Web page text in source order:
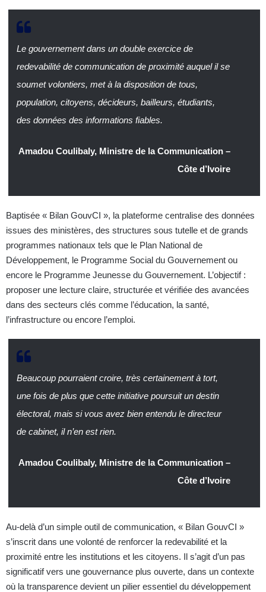
Le gouvernement dans un double exercice de
redevabilité de communication de proximité auquel il se
soumet volontiers, met à la disposition de tous,
population, citoyens, décideurs, bailleurs, étudiants,
des données des informations fiables.
Amadou Coulibaly, Ministre de la Communication –
Côte d’Ivoire
Baptisée « Bilan GouvCI », la plateforme centralise des données
issues des ministères, des structures sous tutelle et de grands
programmes nationaux tels que le Plan National de
Développement, le Programme Social du Gouvernement ou
encore le Programme Jeunesse du Gouvernement. L’objectif :
proposer une lecture claire, structurée et vérifiée des avancées
dans des secteurs clés comme l’éducation, la santé,
l’infrastructure ou encore l’emploi.
Beaucoup pourraient croire, très certainement à tort,
une fois de plus que cette initiative poursuit un destin
électoral, mais si vous avez bien entendu le directeur
de cabinet, il n’en est rien.
Amadou Coulibaly, Ministre de la Communication –
Côte d’Ivoire
Au-delà d’un simple outil de communication, « Bilan GouvCI »
s’inscrit dans une volonté de renforcer la redevabilité et la
proximité entre les institutions et les citoyens. Il s’agit d’un pas
significatif vers une gouvernance plus ouverte, dans un contexte
où la transparence devient un pilier essentiel du développement